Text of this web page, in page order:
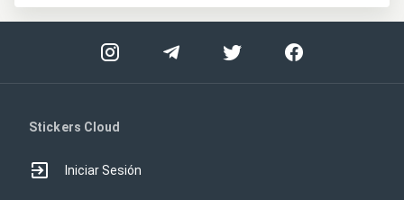
Stickers Cloud
Iniciar Sesión